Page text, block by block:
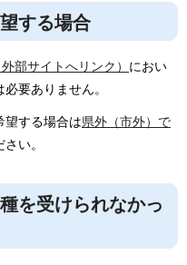
する場合
部サイトへリンク） におい
要ありません。
望する場合は県外（市外）で
い。
を受けられなかっ